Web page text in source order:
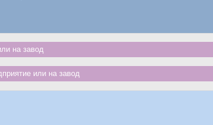
на завод
или на завод